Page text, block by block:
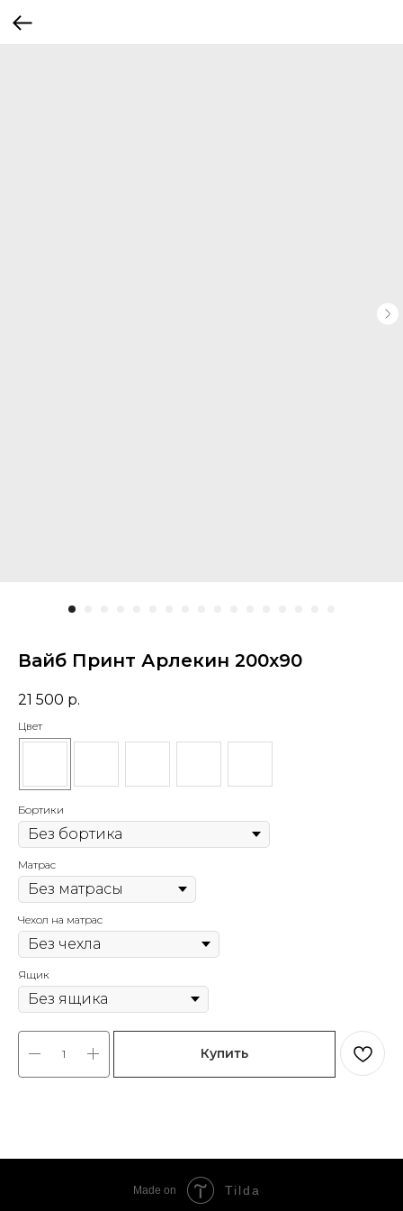
Вайб Принт Арлекин 200х90
21 500 р.
Цвет
Бортики
Матрас
Чехол на матрас
Ящик
Купить
Made on Tilda